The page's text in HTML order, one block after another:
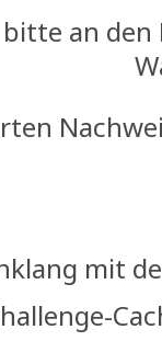
an
mit